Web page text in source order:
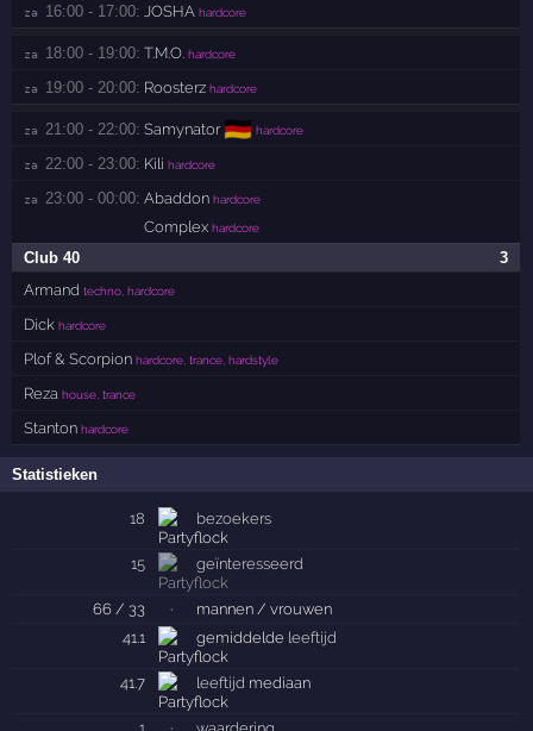
za 16:00 - 17:00: JOSHA hardcore
za 18:00 - 19:00: T.M.O. hardcore
za 19:00 - 20:00: Roosterz hardcore
za 21:00 - 22:00: Samynator 🇩🇪 hardcore
za 22:00 - 23:00: Kili hardcore
za 23:00 - 00:00: Abaddon hardcore
Complex hardcore
3
Club 40
Armand techno, hardcore
Dick hardcore
Plof & Scorpion hardcore, trance, hardstyle
Reza house, trance
Stanton hardcore
Statistieken
18 bezoekers
15 geïnteresseerd
66 / 33 ·
mannen / vrouwen
41.1
gemiddelde leeftijd
41.7 leeftijd mediaan